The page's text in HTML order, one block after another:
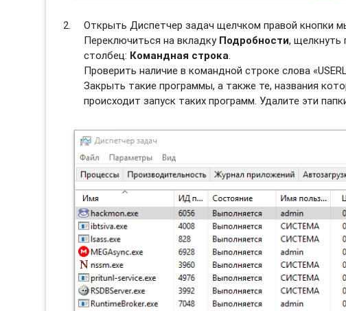
Открыть Диспетчер задач щелчком правой кнопки
Переключиться на вкладку Подробности, щелкнуть
столбец: Командная строка
Проверить наличие в командной строке слова
Закрыть такие программы, а также те, названия
происходит запуск таких программ. Удалите эти